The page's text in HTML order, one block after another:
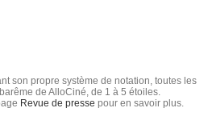
son propre système de notation, toutes les
de AlloCiné, de 1 à 5 étoiles.
Revue de presse pour en savoir plus.